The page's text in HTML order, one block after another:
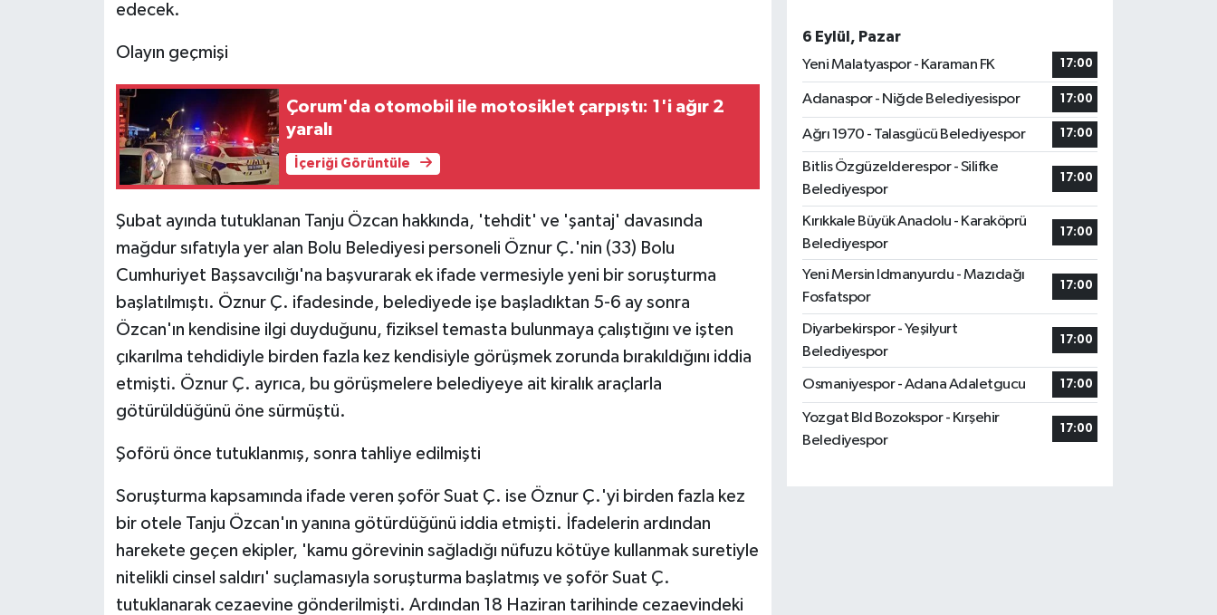
edecek.
Olayın geçmişi
Çorum'da otomobil ile motosiklet çarpıştı: 1'i ağır 2
yaralı
İçeriği Görüntüle
Şubat ayında tutuklanan Tanju Özcan hakkında, 'tehdit' ve 'şantaj' davasında
mağdur sıfatıyla yer alan Bolu Belediyesi personeli Öznur Ç.'nin (33) Bolu
Cumhuriyet Başsavcılığı'na başvurarak ek ifade vermesiyle yeni bir soruşturma
başlatılmıştı. Öznur Ç. ifadesinde, belediyede işe başladıktan 5-6 ay sonra
Özcan'ın kendisine ilgi duyduğunu, fiziksel temasta bulunmaya çalıştığını ve işten
çıkarılma tehdidiyle birden fazla kez kendisiyle görüşmek zorunda bırakıldığını iddia
etmişti. Öznur Ç. ayrıca, bu görüşmelere belediyeye ait kiralık araçlarla
götürüldüğünü öne sürmüştü.
Şoförü önce tutuklanmış, sonra tahliye edilmişti
Soruşturma kapsamında ifade veren şoför Suat Ç. ise Öznur Ç.'yi birden fazla kez
bir otele Tanju Özcan'ın yanına götürdüğünü iddia etmişti. İfadelerin ardından
harekete geçen ekipler, 'kamu görevinin sağladığı nüfuzu kötüye kullanmak suretiyle
nitelikli cinsel saldırı' suçlamasıyla soruşturma başlatmış ve şoför Suat Ç.
tutuklanarak cezaevine gönderilmişti. Ardından 18 Haziran tarihinde cezaevindeki
6 Eylül, Pazar
Yeni Malatyaspor - Karaman FK
17:00
Adanaspor - Niğde Belediyesispor 17:00
Ağrı 1970 - Talasgücü Belediyespor 17:00
Bitlis Özgüzelderespor - Silifke
Belediyespor
17:00
Kırıkkale Büyük Anadolu - Karaköprü
Belediyespor
17:00
Yeni Mersin Idmanyurdu - Mazıdağı
Fosfatspor
17:00
Diyarbekirspor - Yeşilyurt
Belediyespor
17:00
Osmaniyespor - Adana Adaletgucu 17:00
Yozgat Bld Bozokspor - Kırşehir
Belediyespor
17:00